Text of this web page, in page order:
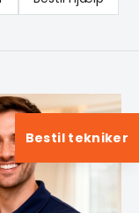
Bestil tekniker